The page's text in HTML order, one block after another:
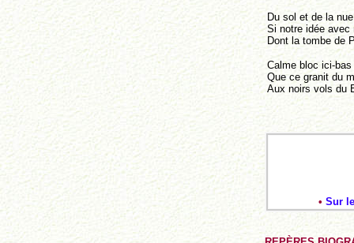
Du sol et de la
Si notre idée avec
Dont la tombe de
Calme bloc ici-
Que ce granit du
Aux noirs vols du
• Sur